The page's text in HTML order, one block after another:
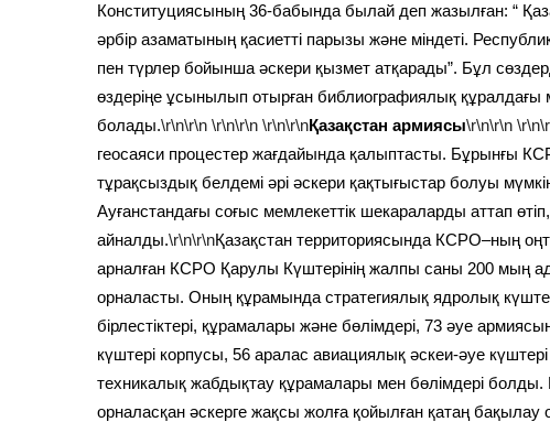
Конституциясының 36-бабында былай деп жазылған: “
әрбір азаматының қасиетті парызы және міндеті.
пен түрлер бойынша әскери қызмет атқарады”. Бұл
өздеріңе ұсынылып отырған библиографиялық құралдағы
болады.\r\n\r\n \r\n\r\n \r\n\r\nҚазақстан армиясы\r\n\r\n
геосаяси процестер жағдайында қалыптасты. Бұрынғы
тұрақсыздық белдемі әрі әскери қақтығыстар болуы
Ауғанстандағы соғыс мемлекеттік шекараларды аттап
айналды.\r\n\r\nҚазақстан территориясында КСРО–ның
арналған КСРО Қарулы Күштерінің жалпы саны 200 мың
орналасты. Оның құрамында стратегиялық ядролық
бірлестіктері, құрамалары және бөлімдері, 73 әуе
күштері корпусы, 56 аралас авиациялық әскеи-әуе
техникалық жабдықтау құрамалары мен бөлімдері болды.
орналасқан әскерге жақсы жолға қойылған қатаң